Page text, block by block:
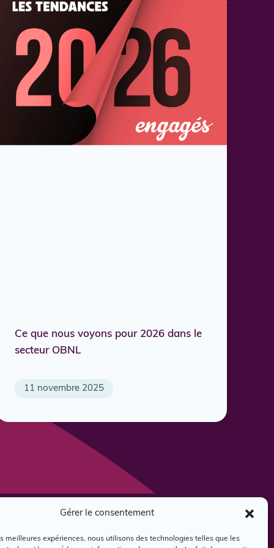
Gérer le consentement
meilleures expériences, nous utilisons des technologies telles que les
Ce que nous voyons pour 2026 dans le
secteur OBNL
11 novembre 2025